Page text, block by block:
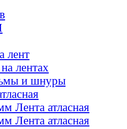
лент
лентах
и шнуры
Лента атласная
Лента атласная